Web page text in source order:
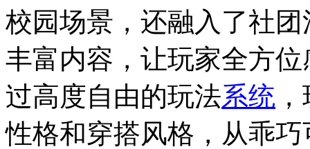
校园场景，还融入了社
丰富内容，让玩家全方
过高度自由的玩法系统
性格和穿搭风格，从乖